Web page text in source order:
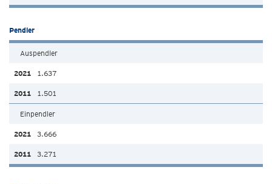
Pendler
Auspendler
1.637
1.501
Einpendler
3.666
3.271